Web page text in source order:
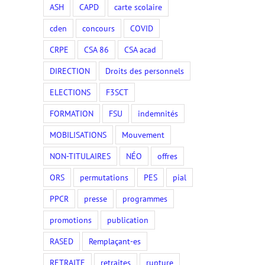
ASH CAPD
carte scolaire
cden
concours
COVID
CRPE
CSA 86
CSA acad
DIRECTION
Droits des personnels
ELECTIONS
F3SCT
FORMATION
FSU
indemnités
MOBILISATIONS
Mouvement
NON-TITULAIRES
NÉO
offres
ORS
permutations PES
pial
PPCR
presse
programmes
promotions
publication
RASED
Remplaçant-es
RETRAITE
retraites rupture